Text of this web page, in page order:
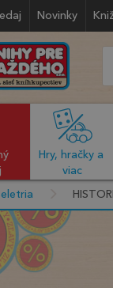
Novinky
Hry, hračky a
viac